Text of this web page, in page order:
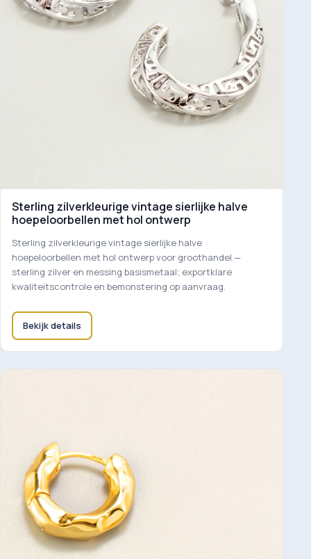
Sterling zilverkleurige vintage sierlijke halve
hoepeloorbellen met hol ontwerp
Sterling zilverkleurige vintage sierlijke halve
hoepeloorbellen met hol ontwerp voor groothandel —
sterling zilver en messing basismetaal; exportklare
kwaliteitscontrole en bemonstering op aanvraag.
Bekijk details